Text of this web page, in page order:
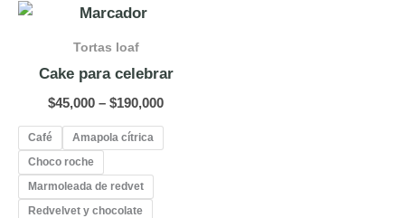
Tortas loaf
Cake para celebrar
$45,000 – $190,000
$190,000
Café
Amapola cítrica
Choco roche
Marmoleada de redvet
Redvelvet y chocolate